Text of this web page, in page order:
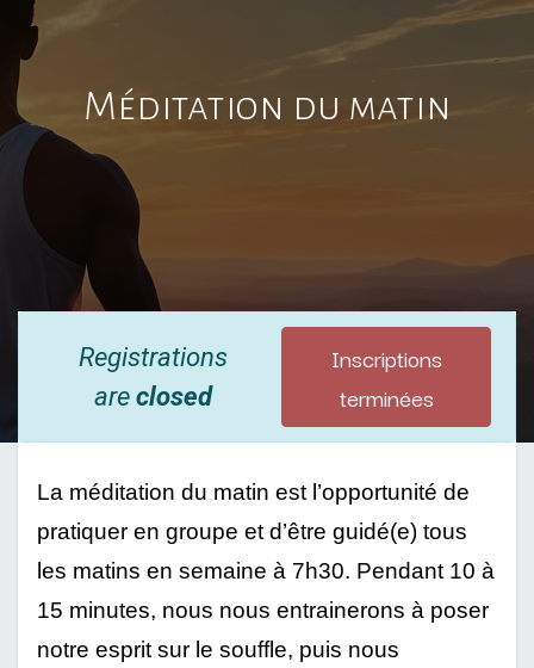
Méditation du matin
Registrations
areclosed
Inscriptions
terminées
La méditation du matin est l’opportunité de
pratiquer en groupe et d’être guidé(e) tous
les matins en semaine à 7h30. Pendant 10 à
15 minutes, nous nous entrainerons à poser
notre esprit sur le souffle, puis nous